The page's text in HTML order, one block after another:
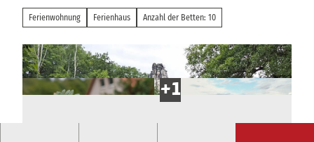
Ferienwohnung Ferienhaus Anzahl der Betten: 10